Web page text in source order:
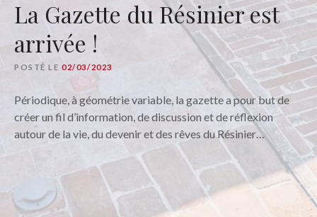
La Gazette du Résinier est
arrivée !
POSTÉ LE 02/03/2023
Périodique, à géométrie variable, la gazette a pour but de
créer un fil d’information, de discussion et de réflexion
autour de la vie, du devenir et des rêves du Résinier…